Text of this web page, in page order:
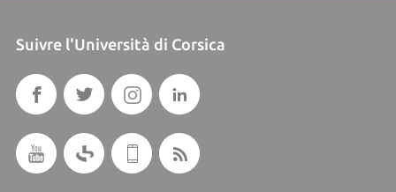
Suivre l'Università di Corsica